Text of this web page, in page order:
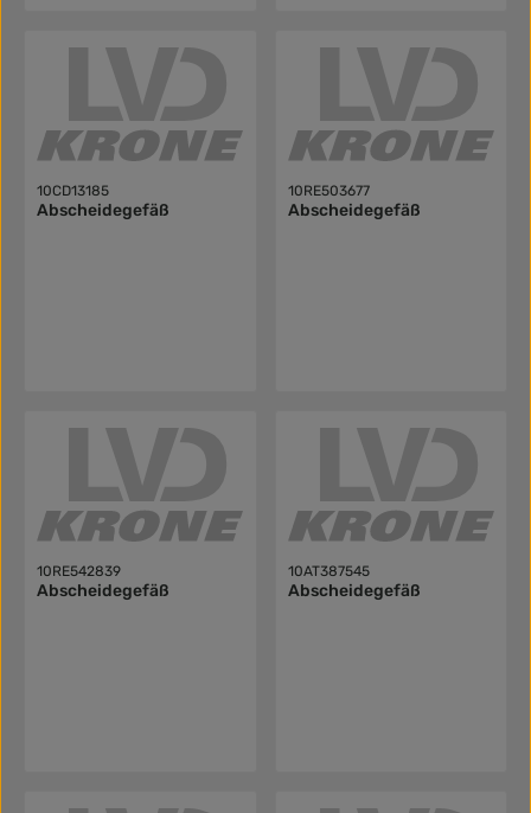
10CD13185
Abscheidegefäß
10RE503677
Abscheidegefäß
10RE542839
Abscheidegefäß
10AT387545
Abscheidegefäß